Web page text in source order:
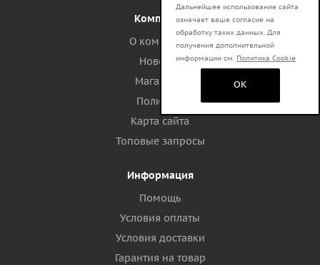
Компания
О компании
Новости
Магазины
Политика
Карта сайта
Топовые запросы
Информация
Помощь
Условия оплаты
Условия доставки
Гарантия на товар
Дальнейшее использование сайта
означает ваше согласие на
обработку таких данных. Для
получения дополнительной
информации см. Политика Cookie
OK